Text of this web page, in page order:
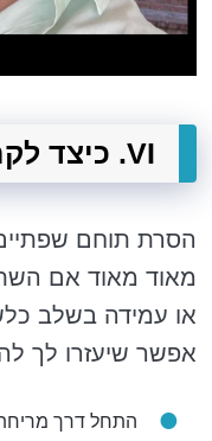
VI. כיצד לקחת תוחם שפתיים
הסרת תוחם
מאוד מאוד אם
או עמידה בשלב
אפשר שיעזרו לך
התחל דרך